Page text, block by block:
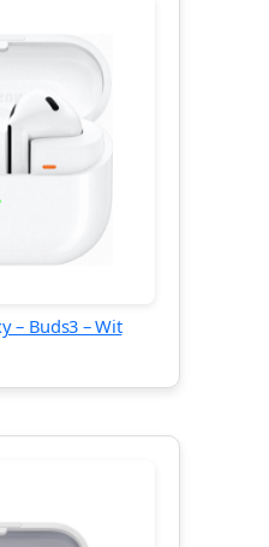
– Buds3 – Wit